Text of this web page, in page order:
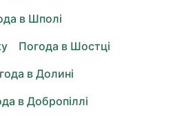
в Шполі
Погода в Шостці
в Долині
в Добропіллі